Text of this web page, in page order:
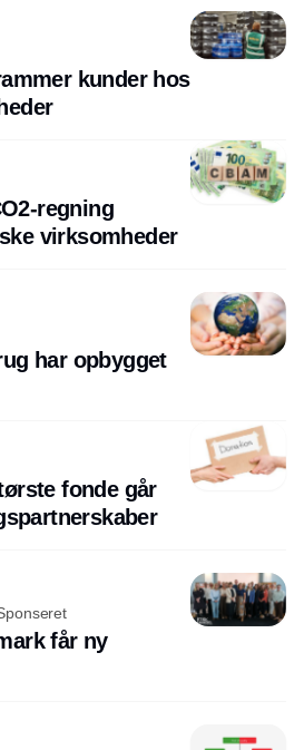
kunder hos
regning
virksomheder
har opbygget
fonde går
får ny